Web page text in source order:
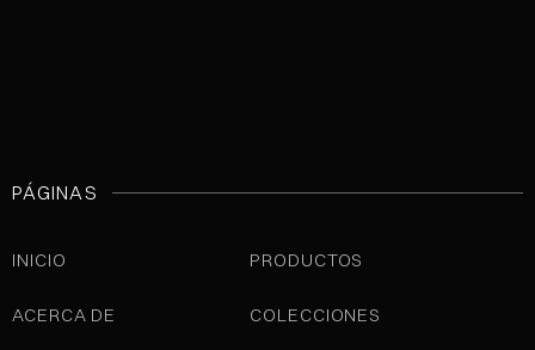
PÁGINAS
INICIO
ACERCA DE
PRODUCTOS
COLECCIONES